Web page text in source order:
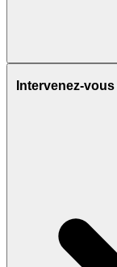
Intervenez-